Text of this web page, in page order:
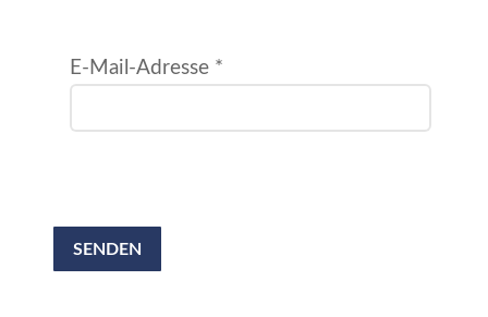
E-Mail-Adresse *
SENDEN